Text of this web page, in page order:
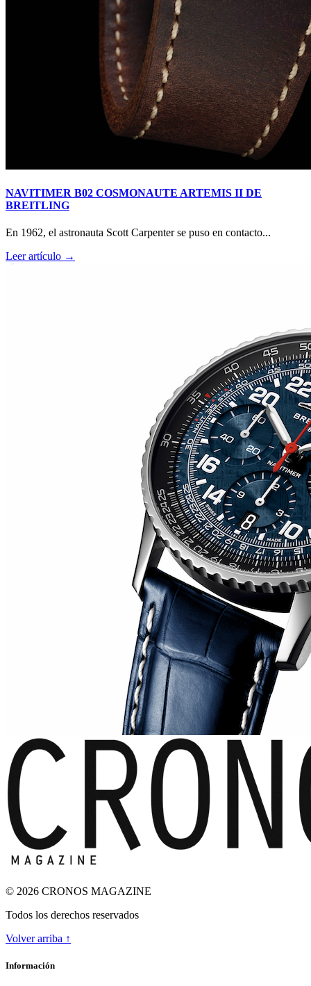
RM O7-01 COLOURED CERAMICS 2026 de RICHARD
NAVITIMER B02 COSMONAUTE ARTEMIS II DE
BREITLING
En 1962, el astronauta Scott Carpenter se puso en contacto...
Leer artículo →
© 2026 CRONOS MAGAZINE
Todos los derechos reservados
Volver arriba ↑
Información